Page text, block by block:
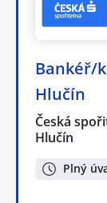
Bankéř/
Hlučín
Česká
Hlučín
Plný